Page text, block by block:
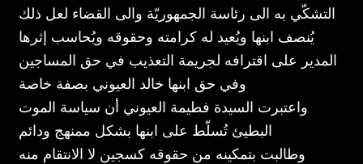
التشكّي به الى رئاسة الجمهوريّة والى القضاء لعل ذلك
يُنصف ابنها ويُعيد له كرامته وحقوقه ويُحاسب إثرها
المدير على اقترافه لجريمة التعذيب في حق المساجين
وفي حق ابنها خالد العيوني بصفة خاصة
واعتبرت السيدة فطيمة العيوني أن سياسة الموت
البطيئ تُسلّط على ابنها بشكل ممنهج ودائم
وطالبت بتمكينه من حقوقه كسجين لا الانتقام منه